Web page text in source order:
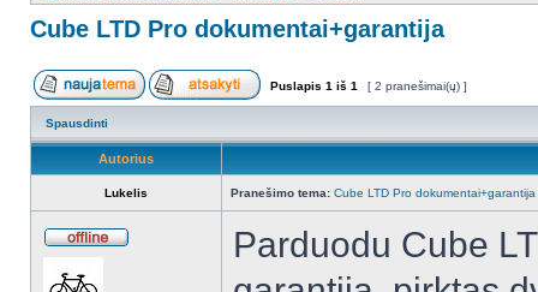
Cube LTD Pro dokumentai+garantija
Puslapis 1 iš 1 [ 2 pranešimai(ų) ]
Spausdinti
Autorius
Lukelis Pranešimo tema: Cube LTD Pro dokumentai+garantija
Parduodu Cube